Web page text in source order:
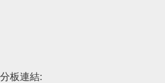
分板連結: